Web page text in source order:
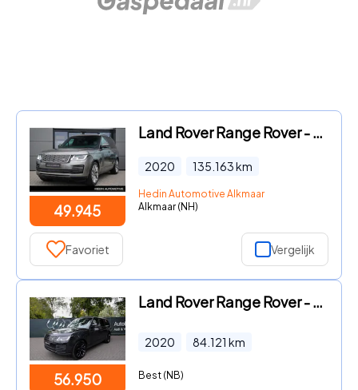
49.945
Land Rover Range Rover - P400e Limited Edition | Trekhaak | 21" | Elektrisch panorama
2020 135.163km
Hedin Automotive Alkmaar
Alkmaar (NH)
Favoriet Vergelijk
56.950
Land Rover Range Rover - P400e |Autobiography|Full Opitons|Panoramadak|Stoelventilati
2020 84.121 km
Best (NB)